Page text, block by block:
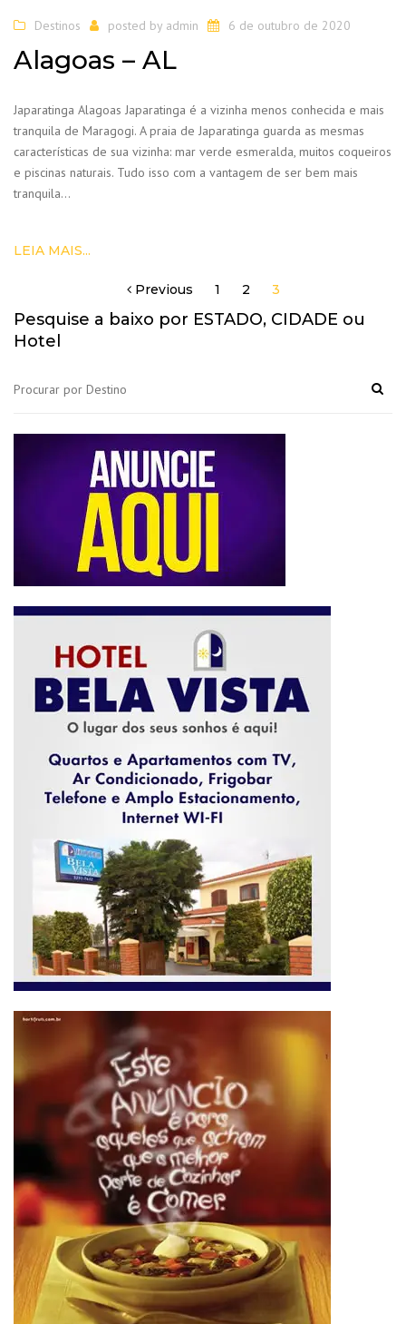
Destinos posted by admin 6 de outubro de 2020
Alagoas – AL
Japaratinga Alagoas Japaratinga é a vizinha menos conhecida e mais
tranquila de Maragogi. A praia de Japaratinga guarda as mesmas
características de sua vizinha: mar verde esmeralda, muitos coqueiros
e piscinas naturais. Tudo isso com a vantagem de ser bem mais
tranquila…
LEIA MAIS...
por
posts
Previous 1 2 3
Pesquise a baixo por ESTADO, CIDADE ou
Hotel